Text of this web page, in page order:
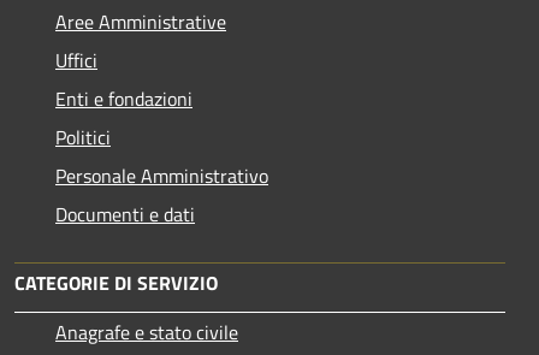
Aree Amministrative
Uffici
Enti e fondazioni
Politici
Personale Amministrativo
Documenti e dati
CATEGORIE DI SERVIZIO
Anagrafe e stato civile